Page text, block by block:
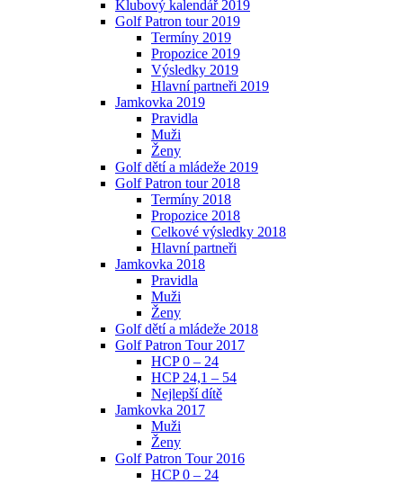
Klubový kalendář 2019
Golf Patron tour 2019
Termíny 2019
Propozice 2019
Výsledky 2019
Hlavní partneři 2019
Jamkovka 2019
Pravidla
Muži
Ženy
Golf dětí a mládeže 2019
Golf Patron tour 2018
Termíny 2018
Propozice 2018
Celkové výsledky 2018
Hlavní partneři
Jamkovka 2018
Pravidla
Muži
Ženy
Golf dětí a mládeže 2018
Golf Patron Tour 2017
HCP 0 – 24
HCP 24,1 – 54
Nejlepší dítě
Jamkovka 2017
Muži
Ženy
Golf Patron Tour 2016
HCP 0 – 24